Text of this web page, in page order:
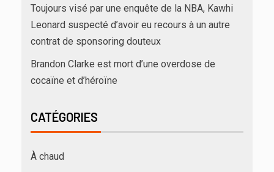
Toujours visé par une enquête de la NBA, Kawhi
Leonard suspecté d’avoir eu recours à un autre
contrat de sponsoring douteux
Brandon Clarke est mort d’une overdose de
cocaïne et d’héroïne
CATÉGORIES
À chaud